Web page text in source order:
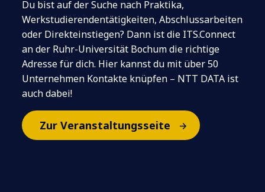
Du bist auf der Suche nach Praktika,
Werkstudierendentätigkeiten, Abschlussarbeiten
oder Direkteinstiegen? Dann ist die ITS.Connect
an der Ruhr-Universität Bochum die richtige
Adresse für dich. Hier kannst du mit über 50
Unternehmen Kontakte knüpfen – NTT DATA ist
auch dabei!
Zur Veranstaltungsseite